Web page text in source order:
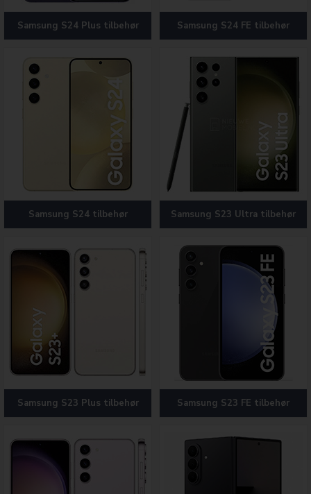
Samsung S24 Plus tilbehør Samsung S24 FE tilbehør
Samsung S24 tilbehør Samsung S23 Ultra tilbehør
Samsung S23 Plus tilbehør Samsung S23 FE tilbehør